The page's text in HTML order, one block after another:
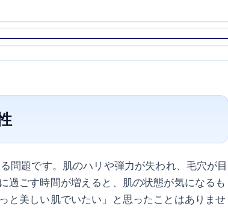
問題です。肌のハリや弾力が失われ、毛穴が目
過ごす時間が増えると、肌の状態が気になるも
と美しい肌でいたい」と思ったことはありませ